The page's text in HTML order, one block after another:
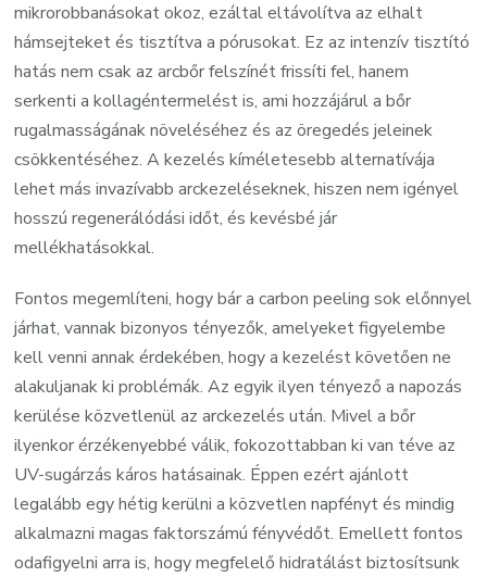
mikrorobbanásokat okoz, ezáltal eltávolítva az elhalt
hámsejteket és tisztítva a pórusokat. Ez az intenzív tisztító
hatás nem csak az arcbőr felszínét frissíti fel, hanem
serkenti a kollagéntermelést is, ami hozzájárul a bőr
rugalmasságának növeléséhez és az öregedés jeleinek
csökkentéséhez. A kezelés kíméletesebb alternatívája
lehet más invazívabb arckezeléseknek, hiszen nem igényel
hosszú regenerálódási időt, és kevésbé jár
mellékhatásokkal.
Fontos megemlíteni, hogy bár a carbon peeling sok előnnyel
járhat, vannak bizonyos tényezők, amelyeket figyelembe
kell venni annak érdekében, hogy a kezelést követően ne
alakuljanak ki problémák. Az egyik ilyen tényező a napozás
kerülése közvetlenül az arckezelés után. Mivel a bőr
ilyenkor érzékenyebbé válik, fokozottabban ki van téve az
UV-sugárzás káros hatásainak. Éppen ezért ajánlott
legalább egy hétig kerülni a közvetlen napfényt és mindig
alkalmazni magas faktorszámú fényvédőt. Emellett fontos
odafigyelni arra is, hogy megfelelő hidratálást biztosítsunk